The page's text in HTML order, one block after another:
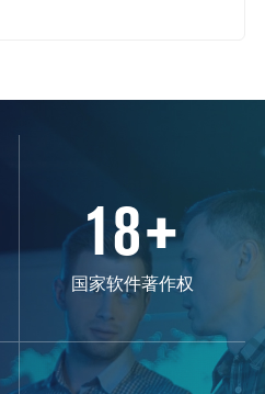
18+
国家软件著作权